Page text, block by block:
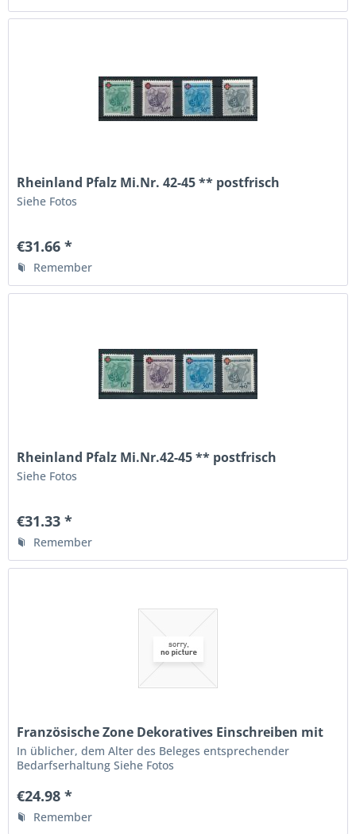
Rheinland Pfalz Mi.Nr. 42-45 ** postfrisch
Siehe Fotos
€31.66 *
Remember
Rheinland Pfalz Mi.Nr.42-45 ** postfrisch
Siehe Fotos
€31.33 *
Remember
Französische Zone Dekoratives Einschreiben mit
AK St.
In üblicher, dem Alter des Beleges entsprechender
Bedarfserhaltung Siehe Fotos
€24.98 *
Remember